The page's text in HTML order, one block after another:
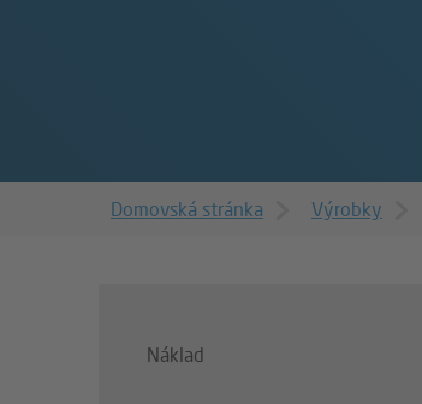
Domovská stránka Výrobky
Náklad